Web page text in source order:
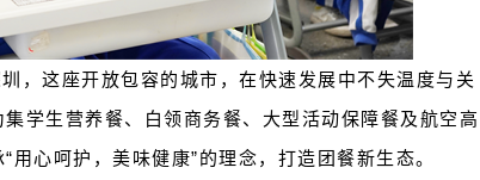
，这座开放包容的城市，在快速发展中不失温度与关
学生营养餐、白领商务餐、大型活动保障餐及航空高
心呵护，美味健康”的理念，打造团餐新生态。